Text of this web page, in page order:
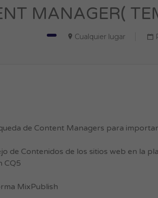
MANAGER(
Cualquier lugar
de Content Managers para
de Contenidos de los sitios web en la
CQ5
MixPublish